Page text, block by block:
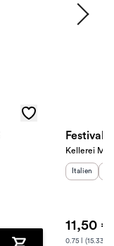
Festival
Kellerei
Italien
11,50 €
0.75 l (15.33 €